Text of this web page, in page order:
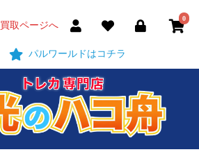
買取ページへ
パルワールドはコチラ
0